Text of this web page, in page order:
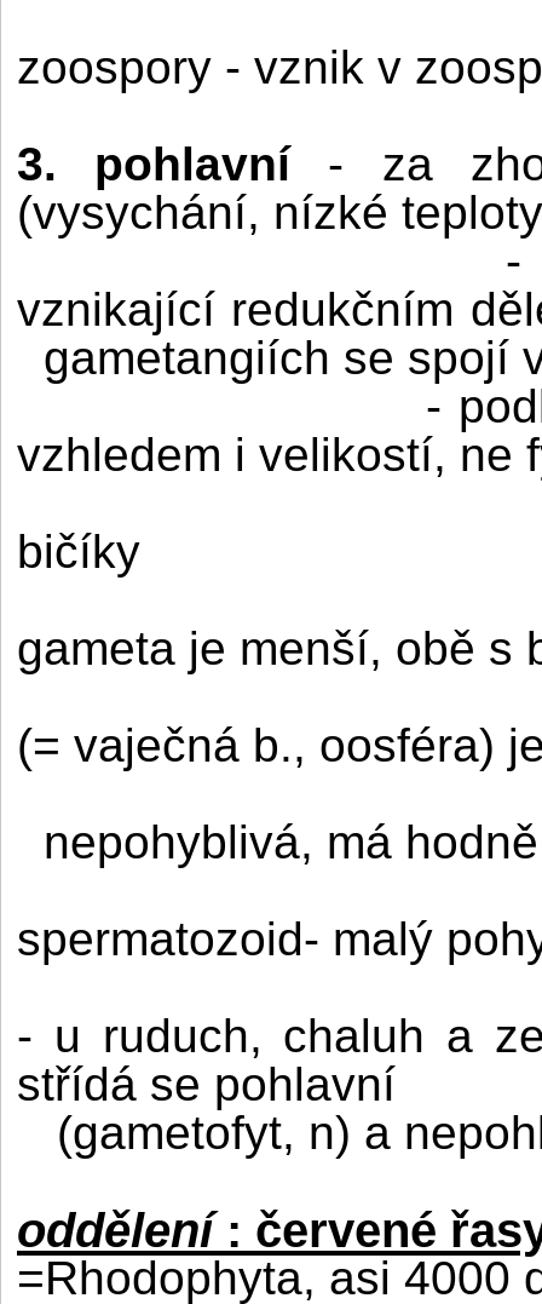
zoospory - vznik v
3. pohlavní - za
(vysychání, nízké
-
vznikající redukčním
gametangiích se spojí
-
vzhledem i velikostí, ne
bičíky
gameta je menší, obě s
(= vaječná b., oosféra)
nepohyblivá, má
spermatozoid- malý
- u ruduch, chaluh a
střídá se pohlavní
(gametofyt, n) a
oddělení: červené
=Rhodophyta, asi 4000